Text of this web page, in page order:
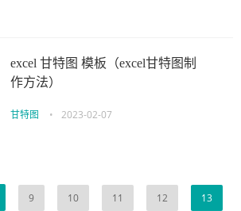
excel 甘特图 模板（excel甘特图制
作方法）
甘特图 • 2023-02-07
9 10 11 12 13